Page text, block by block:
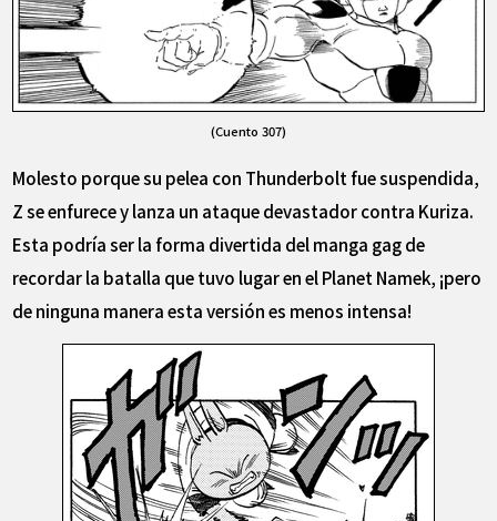
(Cuento 307)
Molesto porque su pelea con Thunderbolt fue suspendida,
Z se enfurece y lanza un ataque devastador contra Kuriza.
Esta podría ser la forma divertida del manga gag de
recordar la batalla que tuvo lugar en el Planet Namek, ¡pero
de ninguna manera esta versión es menos intensa!